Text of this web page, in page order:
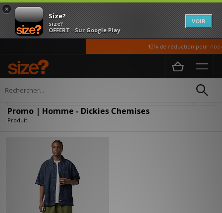
×
Size?
size?
OFFERT - Sur Google Play
VOIR
10% de réduction pour nos
Accueil Homme
Promo | Homme - Dickies Chemises
Produit